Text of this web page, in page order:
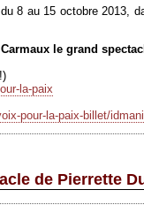
8 au 15 octobre 2013,
le grand
la-paix
pour-la-paix-billet/
de Pierrette